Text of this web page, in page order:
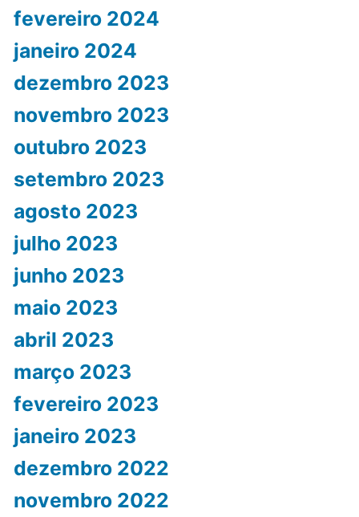
fevereiro 2024
janeiro 2024
dezembro 2023
novembro 2023
outubro 2023
setembro 2023
agosto 2023
julho 2023
junho 2023
maio 2023
abril 2023
março 2023
fevereiro 2023
janeiro 2023
dezembro 2022
novembro 2022